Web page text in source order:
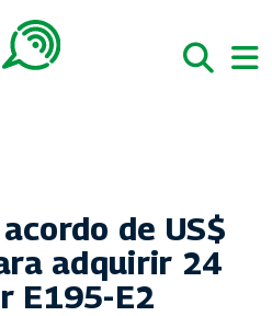
de US$
adquirir 24
E195-E2